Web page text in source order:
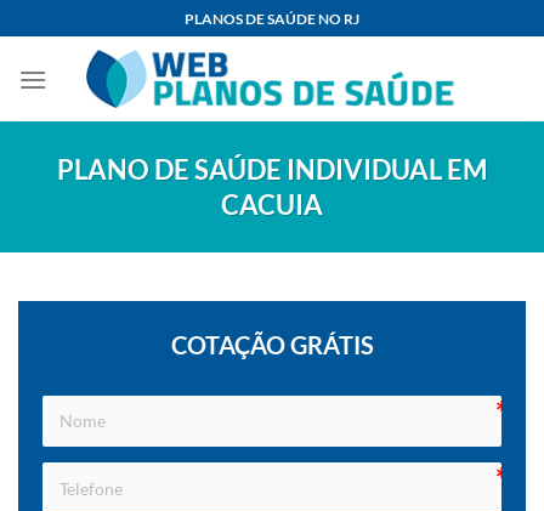
content
PLANOS DE SAÚDE NO RJ
PLANO DE SAÚDE INDIVIDUAL EM
CACUIA
COTAÇÃO GRÁTIS